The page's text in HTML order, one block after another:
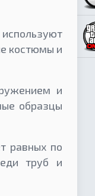
костюмы и
и
образцы
равных по
труб и